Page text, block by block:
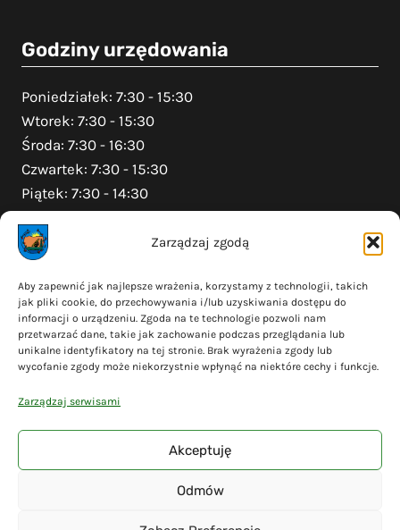
Zarządzaj zgodą
Aby zapewnić jak najlepsze wrażenia, korzystamy z technologii, takich
jak pliki cookie, do przechowywania i/lub uzyskiwania dostępu do
informacji o urządzeniu. Zgoda na te technologie pozwoli nam
przetwarzać dane, takie jak zachowanie podczas przeglądania lub
unikalne identyfikatory na tej stronie. Brak wyrażenia zgody lub
wycofanie zgody może niekorzystnie wpłynąć na niektóre cechy i funkcje.
Zarządzaj serwisami
Akceptuję
Odmów
Godziny urzędowania
Poniedziałek: 7:30 - 15:30
Wtorek: 7:30 - 15:30
Środa: 7:30 - 16:30
Czwartek: 7:30 - 15:30
Piątek: 7:30 - 14:30
Na skróty
Polityka prywatności
Polityka plików cookies (EU)
Deklaracja dostępności
Mapa serwisu